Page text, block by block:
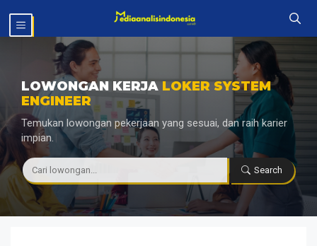
isi
MENU
LOWONGAN KERJA LOKER SYSTEM
ENGINEER
Temukan lowongan pekerjaan yang sesuai, dan raih karier
impian.
Search